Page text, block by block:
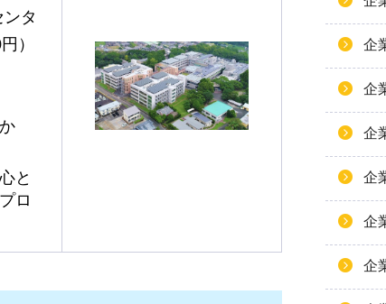
タ
）
と
ロ
企
企
企
企
企
企